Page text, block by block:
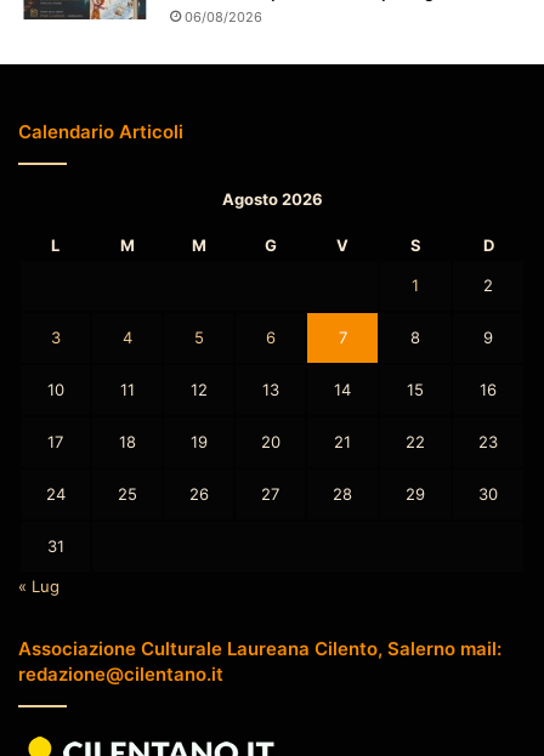
o
06/08/2026
Calendario Articoli
Agosto 2026
L M M G V S D
1 2
3 4 5 6 7 8 9
10 11 12 13 14 15 16
17 18 19 20 21 22 23
24 25 26 27 28 29 30
31
« Lug
Associazione Culturale Laureana Cilento, Salerno mail:
redazione@cilentano.it